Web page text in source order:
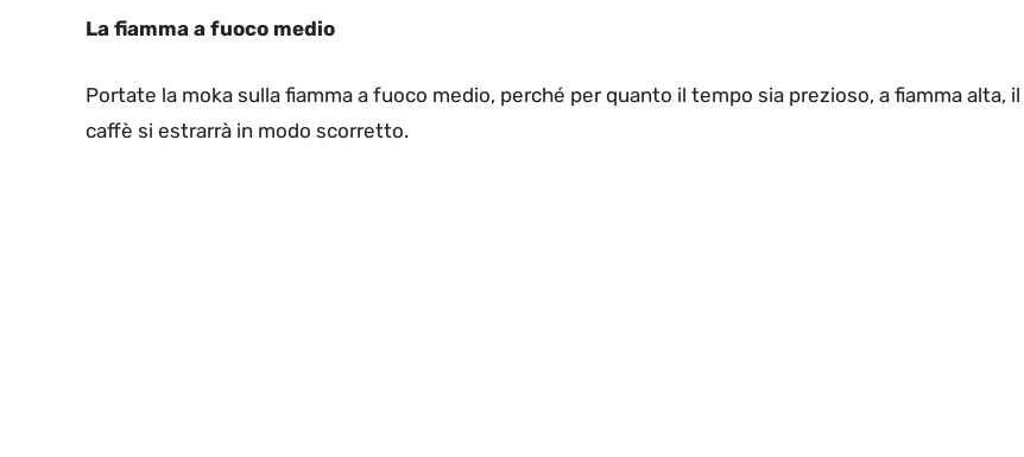
La fiamma a fuoco medio
Portate la moka sulla fiamma a fuoco medio, perché per quanto il tempo sia prezioso, a fiamma alta, il
caffè si estrarrà in modo scorretto.